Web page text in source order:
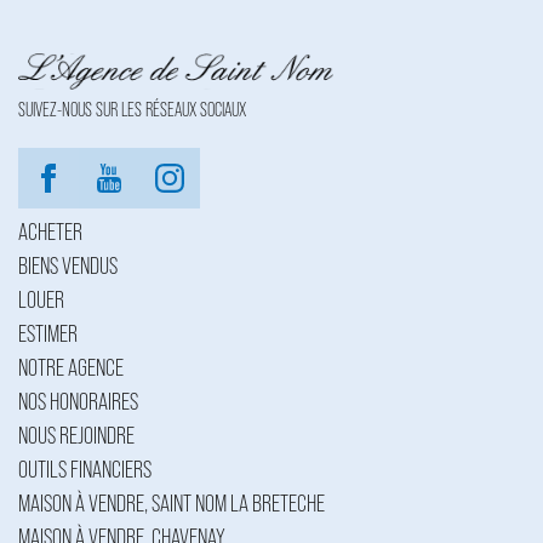
SUIVEZ-NOUS SUR LES RÉSEAUX SOCIAUX
ACHETER
BIENS VENDUS
LOUER
ESTIMER
NOTRE AGENCE
NOS HONORAIRES
NOUS REJOINDRE
OUTILS FINANCIERS
MAISON À VENDRE, SAINT NOM LA BRETECHE